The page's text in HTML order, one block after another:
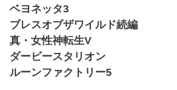
ベヨネッタ3
ブレスオブザワイルド続編
真・女性神転生V
ダービースタリオン
ルーンファクトリー5